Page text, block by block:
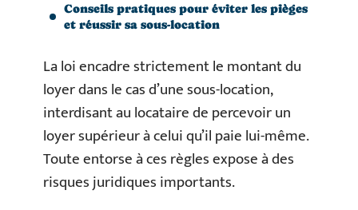
Conseils pratiques pour éviter les pièges
et réussir sa sous-location
La loi encadre strictement le montant du
loyer dans le cas d’une sous-location,
interdisant au locataire de percevoir un
loyer supérieur à celui qu’il paie lui-même.
Toute entorse à ces règles expose à des
risques juridiques importants.